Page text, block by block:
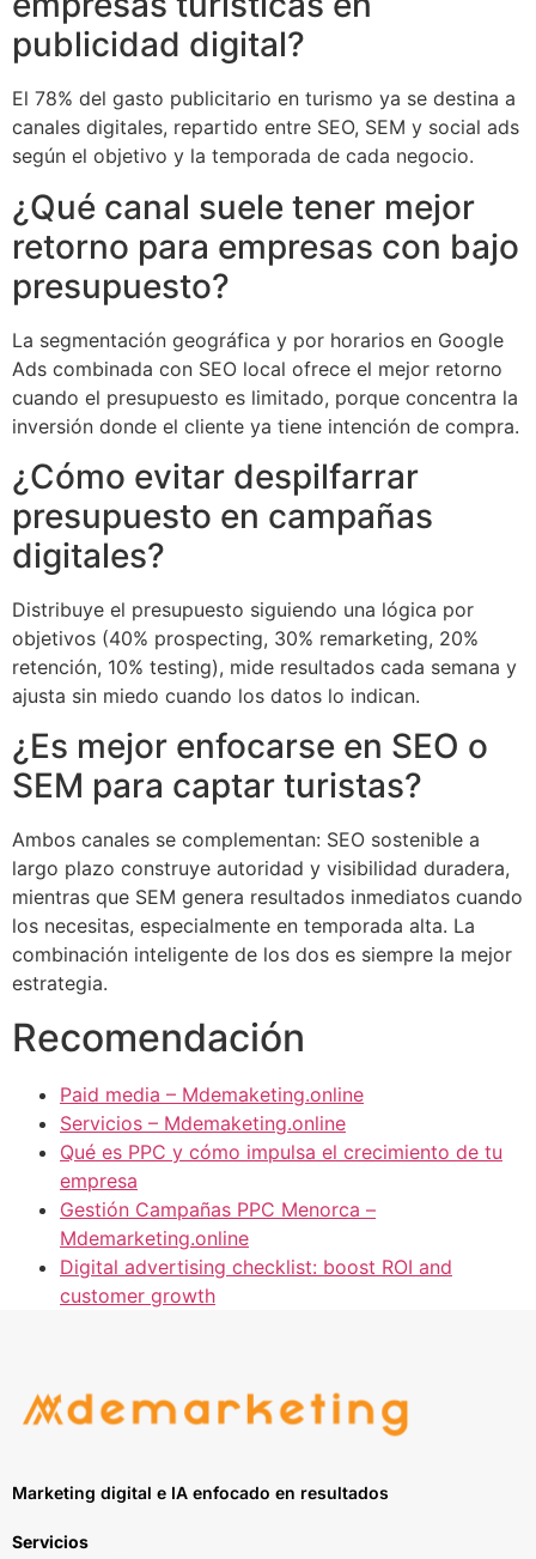
publicidad digital?
El 78% del gasto publicitario en turismo ya se destina a
canales digitales, repartido entre SEO, SEM y social ads
según el objetivo y la temporada de cada negocio.
¿Qué canal suele tener mejor
retorno para empresas con bajo
presupuesto?
La segmentación geográfica y por horarios en Google
Ads combinada con SEO local ofrece el mejor retorno
cuando el presupuesto es limitado, porque concentra la
inversión donde el cliente ya tiene intención de compra.
¿Cómo evitar despilfarrar
presupuesto en campañas
digitales?
Distribuye el presupuesto siguiendo una lógica por
objetivos (40% prospecting, 30% remarketing, 20%
retención, 10% testing), mide resultados cada semana y
ajusta sin miedo cuando los datos lo indican.
¿Es mejor enfocarse en SEO o
SEM para captar turistas?
Ambos canales se complementan: SEO sostenible a
largo plazo construye autoridad y visibilidad duradera,
mientras que SEM genera resultados inmediatos cuando
los necesitas, especialmente en temporada alta. La
combinación inteligente de los dos es siempre la mejor
estrategia.
Recomendación
Paid media – Mdemaketing.online
Servicios – Mdemaketing.online
Qué es PPC y cómo impulsa el crecimiento de tu
empresa
Gestión Campañas PPC Menorca –
Mdemarketing.online
Digital advertising checklist: boost ROI and
customer growth
Marketing digital e IA enfocado en resultados
Servicios